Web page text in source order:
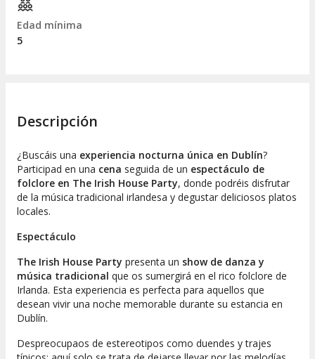
Edad mínima
5
Descripción
¿Buscáis una experiencia nocturna única en Dublín?
Participad en una cena seguida de un espectáculo de
folclore en The Irish House Party, donde podréis disfrutar
de la música tradicional irlandesa y degustar deliciosos platos
locales.
Espectáculo
The Irish House Party presenta un show de danza y
música tradicional que os sumergirá en el rico folclore de
Irlanda. Esta experiencia es perfecta para aquellos que
desean vivir una noche memorable durante su estancia en
Dublín.
Despreocupaos de estereotipos como duendes y trajes